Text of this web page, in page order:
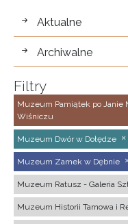
wystawy
Aktualne
Archiwalne
Filtry
Muzeum Pamiątek po Janie
Wiśniczu
Muzeum Dwór w Dołędze
Muzeum Zamek w Dębnie
Muzeum Ratusz - Galeria
Muzeum Historii Tarnowa i